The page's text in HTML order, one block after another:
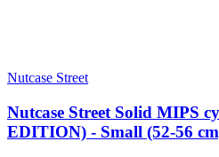
Nutcase Street
Nutcase Street Solid MIPS
EDITION) - Small (52-56